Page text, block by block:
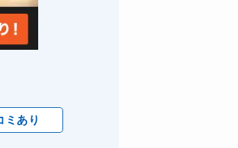
ミあり